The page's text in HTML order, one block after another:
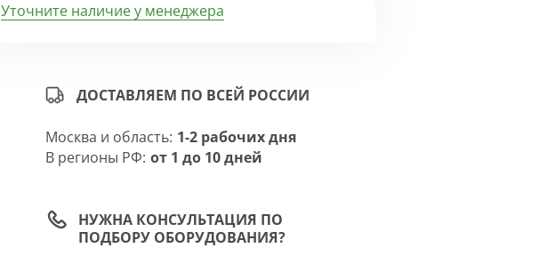
Уточните наличие у менеджера
ДОСТАВЛЯЕМ ПО ВСЕЙ РОССИИ
Москва и область: 1-2 рабочих дня
В регионы РФ: от 1 до 10 дней
НУЖНА КОНСУЛЬТАЦИЯ ПО
ПОДБОРУ ОБОРУДОВАНИЯ?